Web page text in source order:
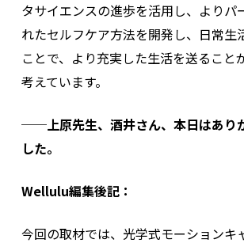
タサイエンスの進歩を活用し、よりパ
れたセルフケア方法を開発し、日常生
ことで、より充実した生活を送ること
考えています。
──上原先生、酒井さん、本日はあり
した。
Wellulu編集後記：
今回の取材では、光学式モーションキ